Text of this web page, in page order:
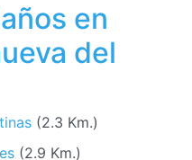
en
del
Espartinas (2.3 Km.)
(2.9 Km.)